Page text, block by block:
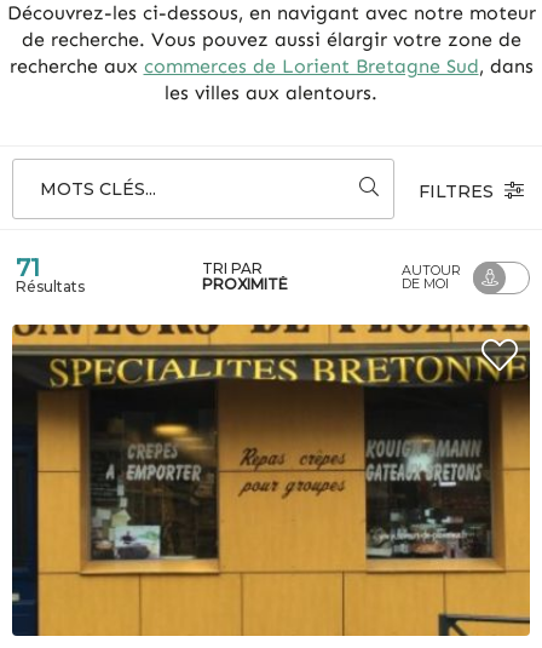
Découvrez-les ci-dessous, en navigant avec notre moteur
de recherche. Vous pouvez aussi élargir votre zone de
recherche aux commerces de Lorient Bretagne Sud, dans
les villes aux alentours.
MOTS CLÉS... FILTRES
71
Résultats
TRI PAR
PROXIMITÉ
AUTOUR
DE MOI